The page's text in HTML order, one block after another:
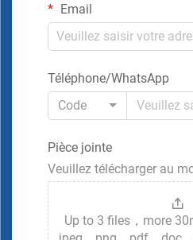
Email
Téléphone/WhatsApp
Code
Pièce jointe
Veuillez télécharger au
Up to 3 files，more